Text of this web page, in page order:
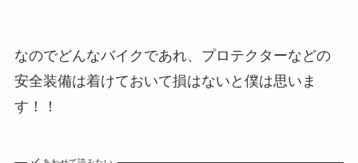
なのでどんなバイクであれ、プロテクターなどの
安全装備は着けておいて損はないと僕は思いま
す！！